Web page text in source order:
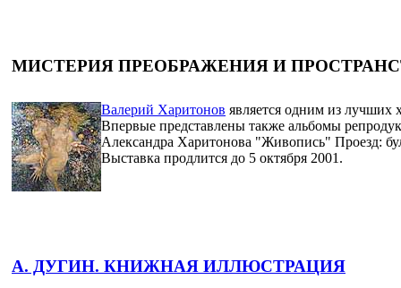
МИСТЕРИЯ ПРЕОБРАЖЕНИЯ И
Валерий Харитонов является одним из лучших
Впервые представлены также альбомы
Александра Харитонова "Живопись" Проезд:
Выставка продлится до 5 октября 2001.
А. ДУГИН. КНИЖНАЯ ИЛЛЮСТРАЦИЯ